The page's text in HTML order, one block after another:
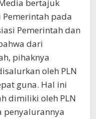
bertajuk
Pemerintah pada
Pemerintah dan
dari
pihaknya
oleh PLN
guna. Hal ini
dimiliki oleh PLN
penyalurannya